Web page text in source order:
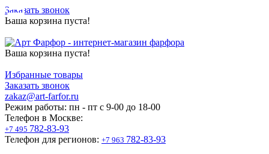
Заказать звонок
Ваша корзина пуста!
Ваша корзина пуста!
Избранные товары
Заказать звонок
zakaz@art-farfor.ru
Режим работы: пн - пт c 9-00 до 18-00
Телефон в Москве:
+7 495 782-83-93
Телефон для регионов: +7 963 782-83-93